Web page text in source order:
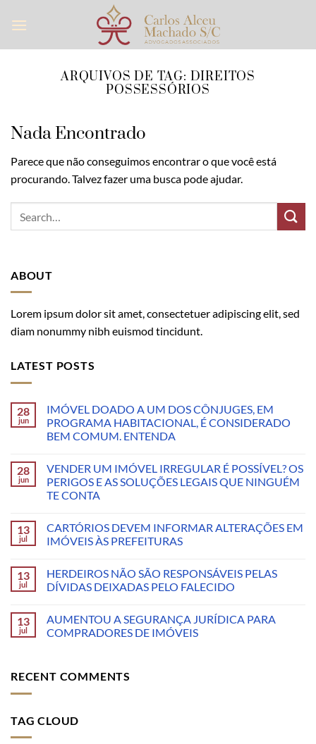
ARQUIVOS DE TAG: DIREITOS
POSSESSÓRIOS
Nada Encontrado
Parece que não conseguimos encontrar o que você está
procurando. Talvez fazer uma busca pode ajudar.
ABOUT
Lorem ipsum dolor sit amet, consectetuer adipiscing elit, sed
diam nonummy nibh euismod tincidunt.
LATEST POSTS
28
jun
IMÓVEL DOADO A UM DOS CÔNJUGES, EM
PROGRAMA HABITACIONAL, É CONSIDERADO
BEM COMUM. ENTENDA
28
jun
VENDER UM IMÓVEL IRREGULAR É POSSÍVEL? OS
PERIGOS E AS SOLUÇÕES LEGAIS QUE NINGUÉM
TE CONTA
13
jul
CARTÓRIOS DEVEM INFORMAR ALTERAÇÕES EM
IMÓVEIS ÀS PREFEITURAS
13
jul
HERDEIROS NÃO SÃO RESPONSÁVEIS PELAS
DÍVIDAS DEIXADAS PELO FALECIDO
13
jul
AUMENTOU A SEGURANÇA JURÍDICA PARA
COMPRADORES DE IMÓVEIS
RECENT COMMENTS
TAG CLOUD